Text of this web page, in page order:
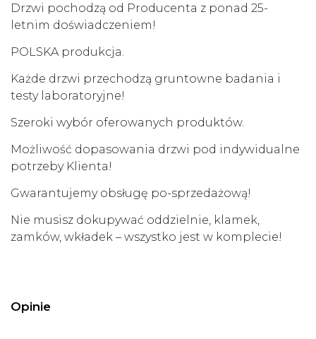
Drzwi pochodzą od Producenta z ponad 25-
letnim doświadczeniem!
POLSKA produkcja.
Każde drzwi przechodzą gruntowne badania i
testy laboratoryjne!
Szeroki wybór oferowanych produktów.
Możliwość dopasowania drzwi pod indywidualne
potrzeby Klienta!
Gwarantujemy obsługę po-sprzedażową!
Nie musisz dokupywać oddzielnie, klamek,
zamków, wkładek – wszystko jest w komplecie!
Opinie